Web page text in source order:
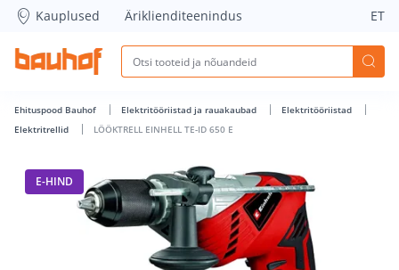
LÖÖKTRELL EINHELL TE-ID 650 E - Bauhof has loaded
Kauplused Äriklienditeenindus ET
Ehituspood Bauhof Elektritööriistad ja rauakaubad
Elektritööriistad
Elektritrellid
LÖÖKTRELL EINHELL TE-ID 650 E
E-HIND